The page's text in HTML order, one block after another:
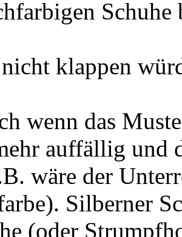
Schuhe
klappen
wenn das
auffällig und
wäre der
Silberner
(oder